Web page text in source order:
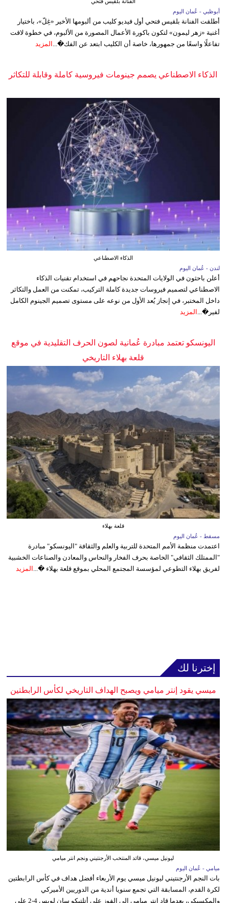
أبوظبي - عُمان اليوم
أطلقت الفنانة بلقيس فتحي أول فيديو كليب من ألبومها الأخير «غِلّ»، باختيار
أغنية «زهر ليمون» لتكون باكورة الأعمال المصورة من الألبوم، في خطوة لاقت
تفاعلًا واسعًا من جمهورها، خاصة أن الكليب ابتعد عن الفك�... المزيد
الذكاء الاصطناعي يصمم جينومات فيروسية كاملة وقابلة للتكاثر
الذكاء الاصطناعي
لندن - عُمان اليوم
أعلن باحثون في الولايات المتحدة نجاحهم في استخدام تقنيات الذكاء
الاصطناعي لتصميم فيروسات جديدة كاملة التركيب، تمكنت من العمل والتكاثر
داخل المختبر، في إنجاز يُعد الأول من نوعه على مستوى تصميم الجينوم الكامل
لفير�...
المزيد
اليونسكو تعتمد مبادرة عُمانية لصون الحرف التقليدية في موقع
قلعة بهلاء التاريخي
قلعة بهلاء
مسقط - عُمان اليوم
اعتمدت منظمة الأمم المتحدة للتربية والعلم والثقافة "اليونسكو" مبادرة
"الممتلك الثقافي" الخاصة بحرف الفخار والنحاس والمعادن والصناعات الخشبية
لفريق بهلاء التطوعي لمؤسسة المجتمع المحلي بموقع قلعة بهلاء �... المزيد
إخترنا لك
ميسي يقود إنتر ميامي ويصبح الهداف التاريخي لكأس الرابطتين
ليونيل ميسي، قائد المنتخب الأرجنتيني ونجم انتر ميامي
ميامي - عُمان اليوم
بات النجم الأرجنتيني ليونيل ميسي يوم الأربعاء أفضل هداف في كأس الرابطتين
لكرة القدم، المسابقة التي تجمع سنويا أندية من الدوريين الأميركي
والمكسيكي، بعدما قاد إنتر ميامي إلى الفوز على أتلتيكو سان لويس 4-2 على